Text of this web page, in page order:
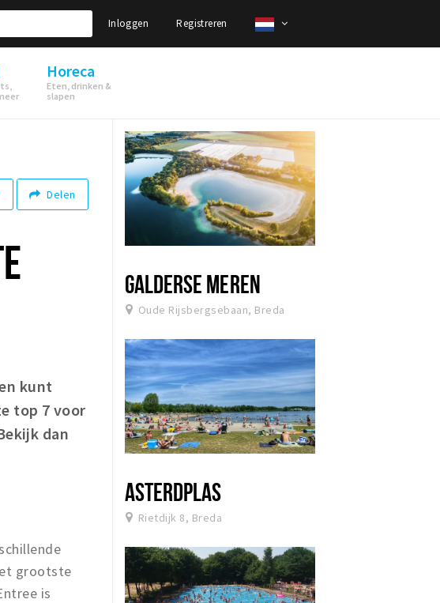
Inloggen Registreren
Horeca
Eten, drinken &
slapen
Delen
kunt
top 7 voor
dan
grootste
is
GALDERSE MEREN
Oude Rijsbergsebaan, Breda
ASTERDPLAS
Rietdijk 8, Breda